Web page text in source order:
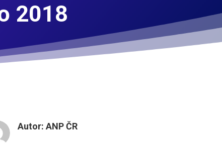
2018
Autor:ANP ČR